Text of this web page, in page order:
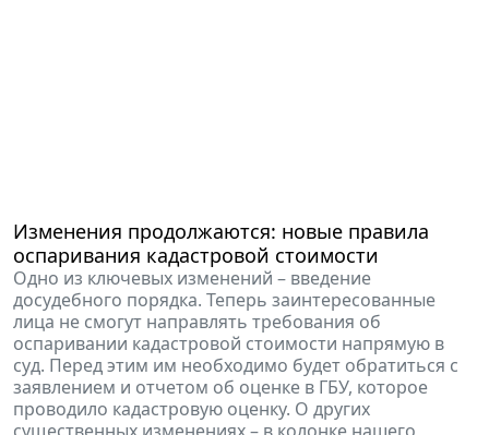
Изменения продолжаются: новые правила
оспаривания кадастровой стоимости
Одно из ключевых изменений – введение
досудебного порядка. Теперь заинтересованные
лица не смогут направлять требования об
оспаривании кадастровой стоимости напрямую в
суд. Перед этим им необходимо будет обратиться с
заявлением и отчетом об оценке в ГБУ, которое
проводило кадастровую оценку. О других